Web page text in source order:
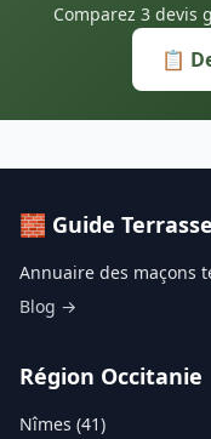
Comparez 3 devis
📋
🧱 Guide
Annuaire des maçons
Blog →
Région Occitanie
Nîmes (41)